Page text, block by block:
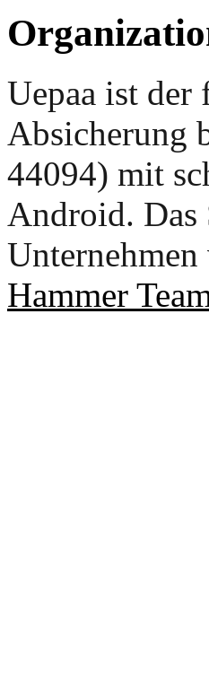
Uepaa ist der
Absicherung
44094) mit
Android.
Unternehmen
Hammer